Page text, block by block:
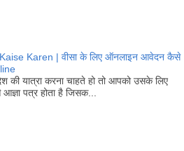
Karen | वीसा के लिए ऑनलाइन आवेदन कैसे
की यात्रा करना चाहते हो तो आपको उसके लिए
पत्र होता है जिसक...